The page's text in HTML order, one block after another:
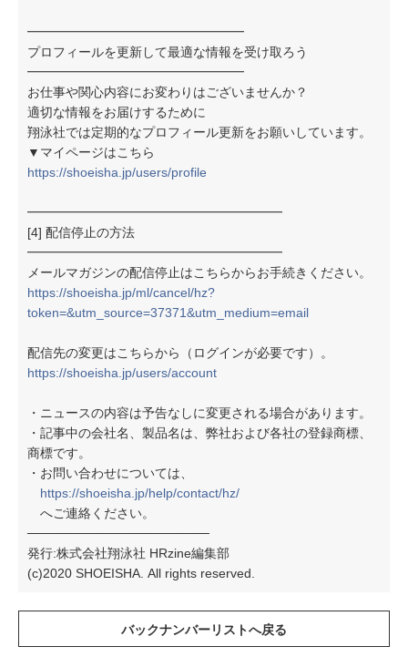
━━━━━━━━━━━━━━━━━
プロフィールを更新して最適な情報を受け取ろう
━━━━━━━━━━━━━━━━━
お仕事や関心内容にお変わりはございませんか？
適切な情報をお届けするために
翔泳社では定期的なプロフィール更新をお願いしています。
▼マイページはこちら
https://shoeisha.jp/users/profile
━━━━━━━━━━━━━━━━━━━━
[4] 配信停止の方法
━━━━━━━━━━━━━━━━━━━━
メールマガジンの配信停止はこちらからお手続きください。
https://shoeisha.jp/ml/cancel/hz?
token=&utm_source=37371&utm_medium=email
配信先の変更はこちらから（ログインが必要です）。
https://shoeisha.jp/users/account
・ニュースの内容は予告なしに変更される場合があります。
・記事中の会社名、製品名は、弊社および各社の登録商標、
商標です。
・お問い合わせについては、
https://shoeisha.jp/help/contact/hz/
へご連絡ください。
────────────────────
発行:株式会社翔泳社 HRzine編集部
(c)2020 SHOEISHA. All rights reserved.